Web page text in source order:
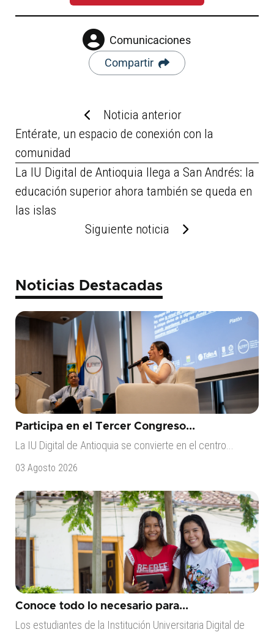
Comunicaciones
Compartir
Noticia anterior
Entérate, un espacio de conexión con la
comunidad
La IU Digital de Antioquia llega a San Andrés: la
educación superior ahora también se queda en
las islas
Siguiente noticia
Noticias Destacadas
Participa en el Tercer Congreso...
La IU Digital de Antioquia se convierte en el centro...
03 Agosto 2026
Conoce todo lo necesario para...
Los estudiantes de la Institución Universitaria Digital de